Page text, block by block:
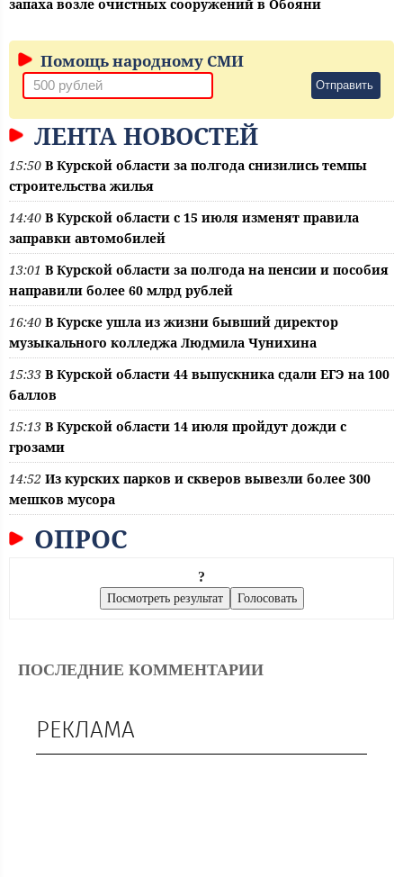
запаха возле очистных сооружений в Обояни
Помощь народному СМИ
Отправить
ЛЕНТА НОВОСТЕЙ
15:50 В Курской области за полгода снизились темпы
строительства жилья
14:40 В Курской области с 15 июля изменят правила
заправки автомобилей
13:01 В Курской области за полгода на пенсии и пособия
направили более 60 млрд рублей
16:40 В Курске ушла из жизни бывший директор
музыкального колледжа Людмила Чунихина
15:33 В Курской области 44 выпускника сдали ЕГЭ на 100
баллов
15:13 В Курской области 14 июля пройдут дожди с
грозами
14:52 Из курских парков и скверов вывезли более 300
мешков мусора
ОПРОС
?
ПОСЛЕДНИЕ КОММЕНТАРИИ
РЕКЛАМА